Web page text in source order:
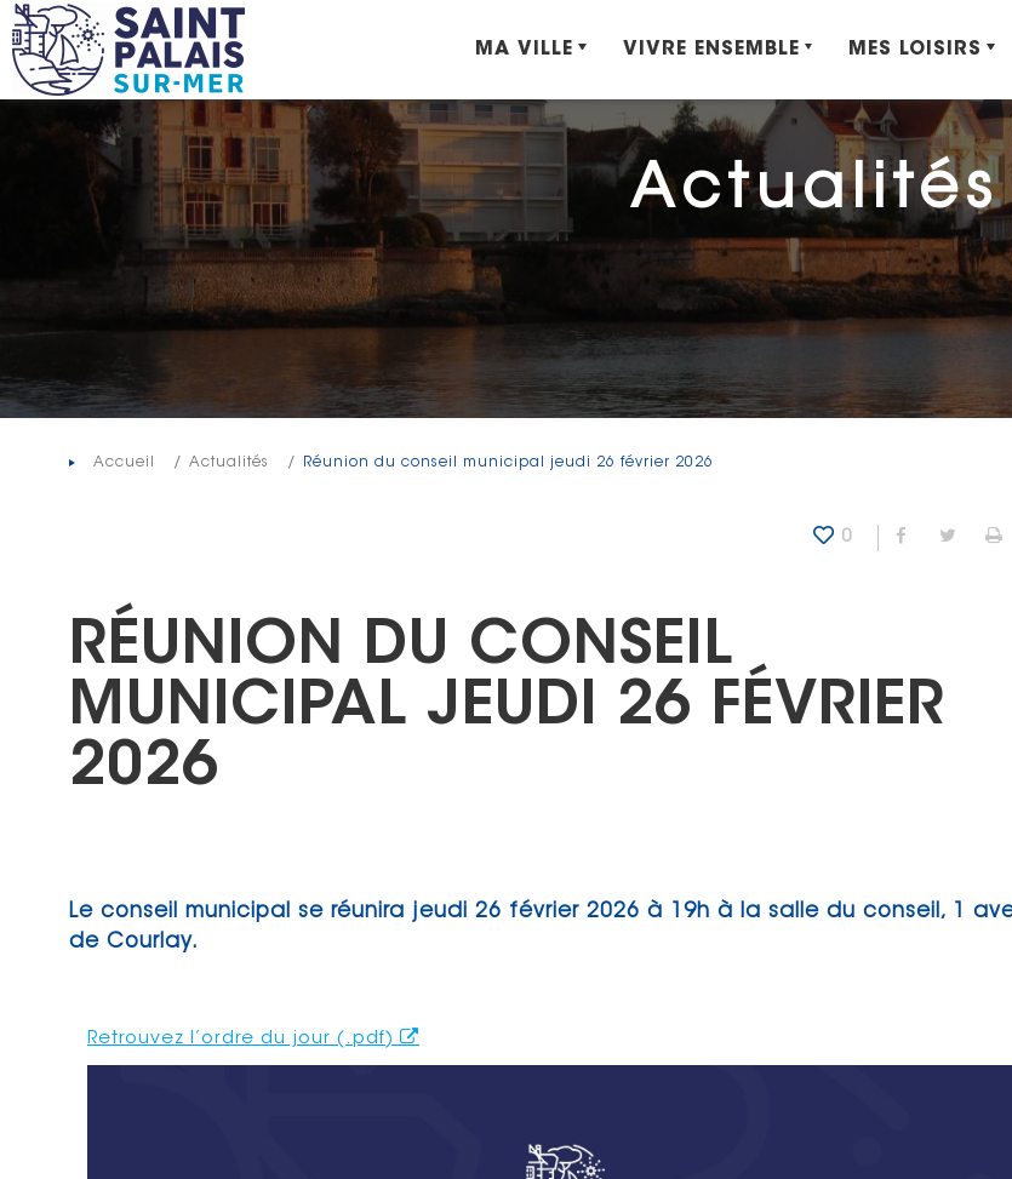
Panneau de gestion des cookies
MA VILLE VIVRE ENSEMBLE MES LOISIRS
Actualités
Accueil Actualités Réunion du conseil municipal jeudi 26 février 2026
0 Partager
RÉUNION DU CONSEIL
MUNICIPAL JEUDI 26 FÉVRIER
2026
Le conseil municipal se réunira jeudi 26 février 2026 à 19h à la salle du conseil, 1
de Courlay.
Retrouvez l’ordre du jour (.pdf)